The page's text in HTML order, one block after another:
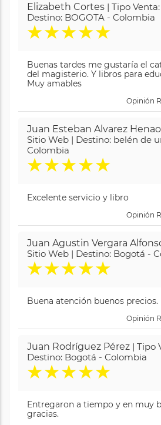
Elizabeth Cortes | Tipo
Destino: BOGOTA - Colombia
★★★★★
Buenas tardes me gustaría el
del magisterio. Y libros para
Muy amables
Opinión
Juan Esteban Alvarez Henao
Sitio Web | Destino: belén de
Colombia
★★★★★
Excelente servicio y libro
Opinión
Juan Agustin Vergara
Sitio Web | Destino: Bogotá -
★★★★★
Buena atención buenos precios.
Opinión
Juan Rodríguez Pérez | Tipo
Destino: Bogotá - Colombia
★★★★★
Entregaron a tiempo y en muy
gracias.